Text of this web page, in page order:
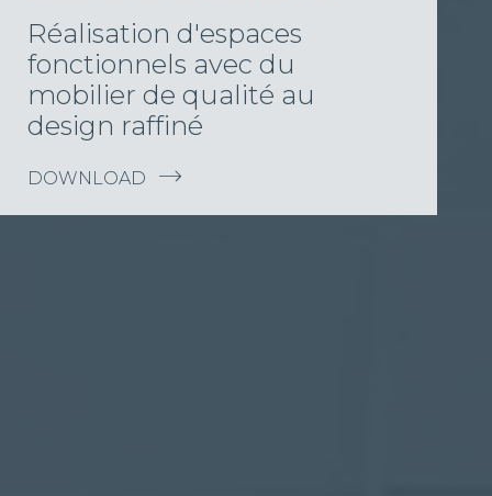
Réalisation d'espaces
fonctionnels avec du
mobilier de qualité au
design raffiné
DOWNLOAD